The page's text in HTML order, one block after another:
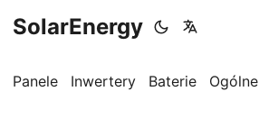
SolarEnergy
Panele Inwertery Baterie Ogólne